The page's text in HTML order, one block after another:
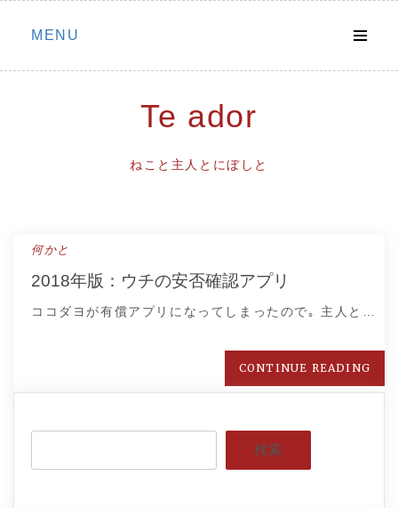
Skip
MENU
Te ador
ねこと主人とにぼしと
何かと
2018年版：ウチの安否確認アプリ
ココダヨが有償アプリになってしまったので｡ 主人と…
CONTINUE READING
検索